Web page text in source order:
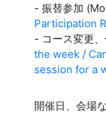
- 振替参加
Participation
- コース変更
the week /
session for a
開催日、会場